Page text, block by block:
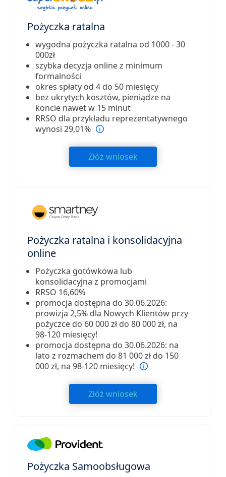
Pożyczka ratalna
wygodna pożyczka ratalna od 1000 - 30
000zł
szybka decyzja online z minimum
formalności
okres spłaty od 4 do 50 miesięcy
bez ukrytych kosztów, pieniądze na
koncie nawet w 15 minut
RRSO dla przykładu reprezentatywnego
wynosi 29,01%
Złóż wniosek
Pożyczka ratalna i konsolidacyjna
online
Pożyczka gotówkowa lub
konsolidacyjna z promocjami
RRSO 16,60%
promocja dostępna do 30.06.2026:
prowizja 2,5% dla Nowych Klientów przy
pożyczce do 60 000 zł do 80 000 zł, na
98-120 miesięcy!
promocja dostępna do 30.06.2026: na
lato z rozmachem do 81 000 zł do 150
000 zł, na 98-120 miesięcy!
Złóż wniosek
Pożyczka Samoobsługowa